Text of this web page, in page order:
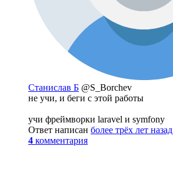
Станислав Б @S_Borchev
не учи, и беги с этой работы
учи фреймворки laravel и symfony
Ответ написан более трёх лет назад
4 комментария